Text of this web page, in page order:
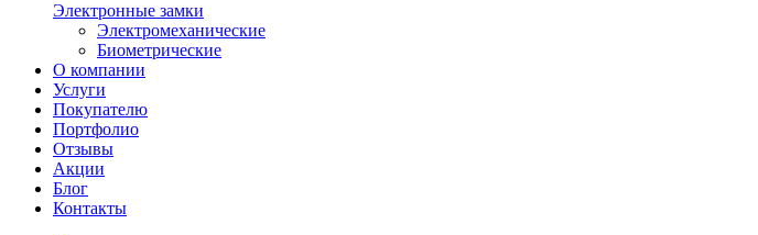
Электронные замки
Электромеханические
Биометрические
О компании
Услуги
Покупателю
Портфолио
Отзывы
Акции
Блог
Контакты